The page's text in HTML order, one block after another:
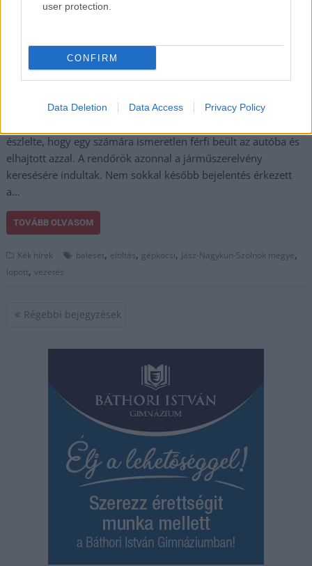
user protection.
CONFIRM
Data Deletion Data Access Privacy Policy
elvitt a tulajdonosok tudta nélkül, és mindkettőt összetörve
hagyta hátra. A Jászfényszarui Rendőrőrsre telefonon tett
férfi elpanaszolta, hogy épp a háza előtt parkoló gépkocsi
észlelte, hogy egy számára ismeretlen férfi beült az autóba és
elhajtott azzal. A rendőrök azonnal a járműszerelvény
keresésére indultak. Nem sokkal később bejelentés érkezett
a…
TOVÁBB OLVASOM
Kék hírek baleset, eltiltás, gépkocsi, Jász-Nagykun-Szolnok megye,
lopott,vezetés
Bejegyzés
Régebbi bejegyzések